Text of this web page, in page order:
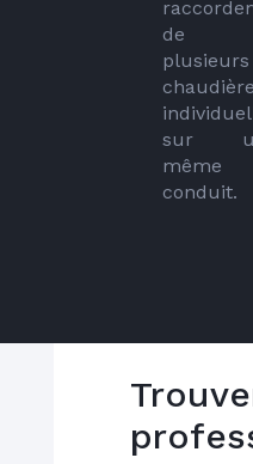
de
plusieurs
sur
même
conduit.
Qu’est-